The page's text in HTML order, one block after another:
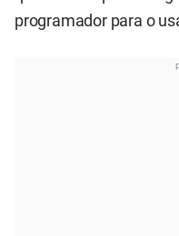
programador para o